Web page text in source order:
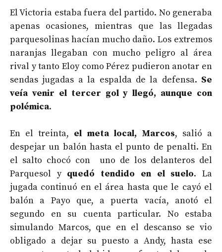
El Victoria estaba fuera del partido. No generaba
apenas ocasiones, mientras que las llegadas
parquesolinas hacían mucho daño. Los extremos
naranjas llegaban con mucho peligro al área
rival y tanto Eloy como Pérez pudieron anotar en
sendas jugadas a la espalda de la defensa. Se
veía venir el tercer gol y llegó, aunque con
polémica.
En el treinta, el meta local, Marcos, salió a
despejar un balón hasta el punto de penalti. En
el salto chocó con uno de los delanteros del
Parquesol y quedó tendido en el suelo. La
jugada continuó en el área hasta que le cayó el
balón a Payo que, a puerta vacía, anotó el
segundo en su cuenta particular. No estaba
simulando Marcos, que en el descanso se vio
obligado a dejar su puesto a Andy, hasta ese